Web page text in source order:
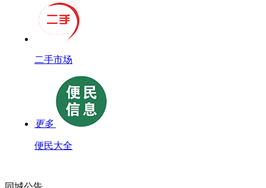
二手市场
更多
便民大全